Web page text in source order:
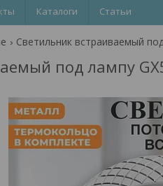
Каталоги Статьи
Светильник встраиваемый
под лампу